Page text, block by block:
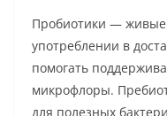
Пробиотики —
употреблении в
помогать
микрофлоры.
для полезных